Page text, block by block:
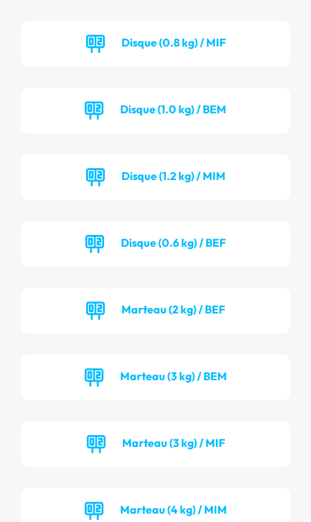
Disque (0.8 kg) / MIF
Disque (1.0 kg) / BEM
Disque (1.2 kg) / MIM
Disque (0.6 kg) / BEF
Marteau (2 kg) / BEF
Marteau (3 kg) / BEM
Marteau (3 kg) / MIF
Marteau (4 kg) / MIM